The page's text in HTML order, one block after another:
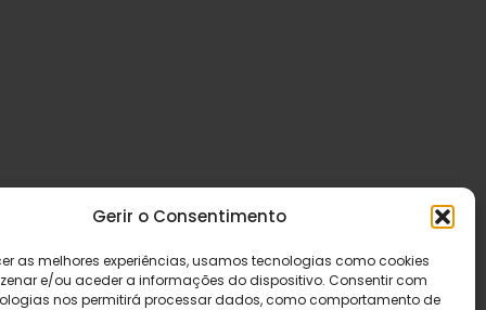
Gerir o Consentimento
as melhores experiências, usamos tecnologias como cookies
e/ou aceder a informações do dispositivo. Consentir com
nos permitirá processar dados, como comportamento de